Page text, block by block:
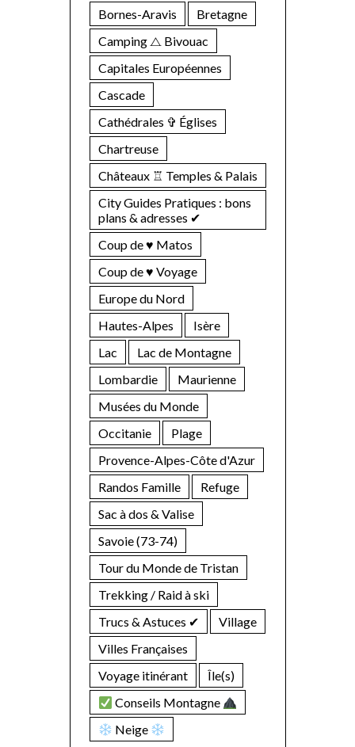
Bornes-Aravis
Bretagne
Camping ⧍ Bivouac
Capitales Européennes
Cascade
Cathédrales ✞ Églises
Chartreuse
Châteaux ♖ Temples & Palais
City Guides Pratiques : bons
plans & adresses ✔︎
Coup de ♥ Matos
Coup de ♥ Voyage
Europe du Nord
Hautes-Alpes
Isère
Lac
Lac de Montagne
Lombardie
Maurienne
Musées du Monde
Occitanie
Plage
Provence-Alpes-Côte d'Azur
Randos Famille
Refuge
Sac à dos & Valise
Savoie (73-74)
Tour du Monde de Tristan
Trekking / Raid à ski
Trucs & Astuces ✔︎
Village
Villes Françaises
Voyage itinérant
Île(s)
Conseils Montagne
Neige